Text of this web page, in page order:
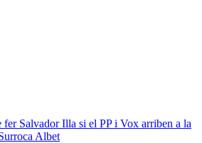
fer Salvador Illa si el PP i Vox arriben a la
Albet